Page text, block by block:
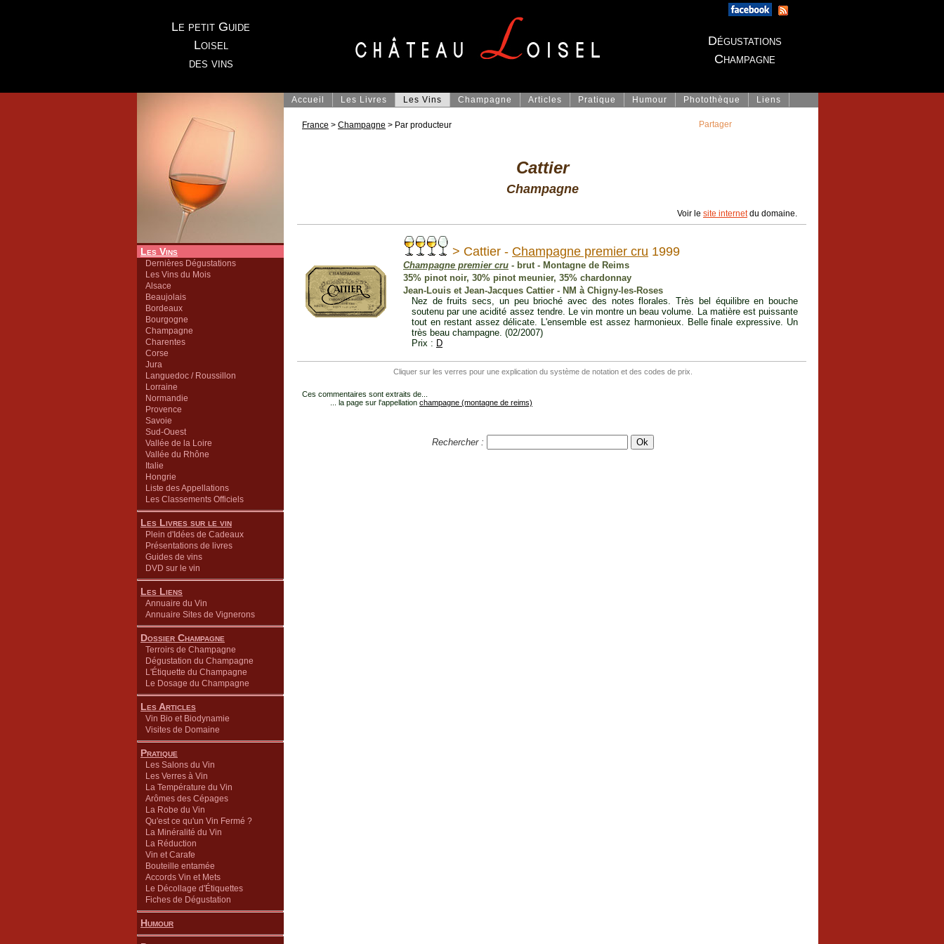
Le petit Guide
Loisel
des vins
Dégustations
Champagne
Les Vins
Dernières Dégustations
Les Vins du Mois
Alsace
Beaujolais
Bordeaux
Bourgogne
Champagne
Charentes
Corse
Jura
Languedoc / Roussillon
Lorraine
Normandie
Provence
Savoie
Sud-Ouest
Vallée de la Loire
Vallée du Rhône
Italie
Hongrie
Liste des Appellations
Les Classements Officiels
Les Livres sur le vin
Plein d'Idées de Cadeaux
Présentations de livres
Guides de vins
DVD sur le vin
Les Liens
Annuaire du Vin
Annuaire Sites de Vignerons
Dossier Champagne
Terroirs de Champagne
Dégustation du Champagne
L'Étiquette du Champagne
Le Dosage du Champagne
Les Articles
Vin Bio et Biodynamie
Visites de Domaine
Pratique
Les Salons du Vin
Les Verres à Vin
La Température du Vin
Arômes des Cépages
La Robe du Vin
Qu'est ce qu'un Vin Fermé ?
La Minéralité du Vin
La Réduction
Vin et Carafe
Bouteille entamée
Accords Vin et Mets
Le Décollage d'Étiquettes
Fiches de Dégustation
Humour
Accueil Les Livres Les Vins Champagne Articles Pratique Humour Photothèque Liens
France > Champagne > Par producteur
Cattier
Champagne
Voir le site internetdu domaine.
> Cattier - Champagne premier cru 1999
Champagne premier cru - brut - Montagne de Reims
35% pinot noir, 30% pinot meunier, 35% chardonnay
Jean-Louis et Jean-Jacques Cattier - NM à Chigny-les-Roses
Nez de fruits secs, un peu brioché avec des notes florales. Très bel équilibre en bouche
soutenu par une acidité assez tendre. Le vin montre un beau volume. La matière est puissante
tout en restant assez délicate. L'ensemble est assez harmonieux. Belle finale expressive. Un
très beau champagne. (02/2007)
Prix : D
Cliquer sur les verres pour une explication du système de notation et des codes de prix.
Ces commentaires sont extraits de...
... la page sur l'appellation champagne (montagne de reims)
Rechercher :
Partager